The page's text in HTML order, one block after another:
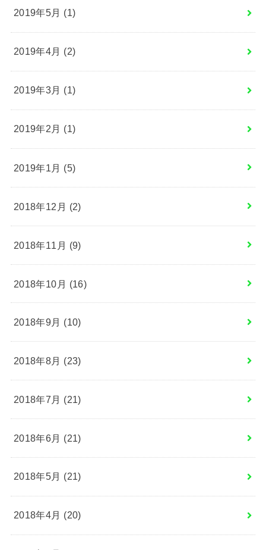
2019年5月 (1)
2019年4月 (2)
2019年3月 (1)
2019年2月 (1)
2019年1月 (5)
2018年12月 (2)
2018年11月 (9)
2018年10月 (16)
2018年9月 (10)
2018年8月 (23)
2018年7月 (21)
2018年6月 (21)
2018年5月 (21)
2018年4月 (20)